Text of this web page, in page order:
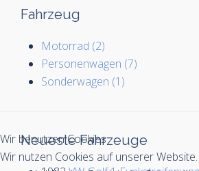
Fahrzeug
Motorrad (2)
Personenwagen (7)
Sonderwagen (1)
Neueste Fahrzeuge
Wir benutzen Cookies
Wir nutzen Cookies auf unserer